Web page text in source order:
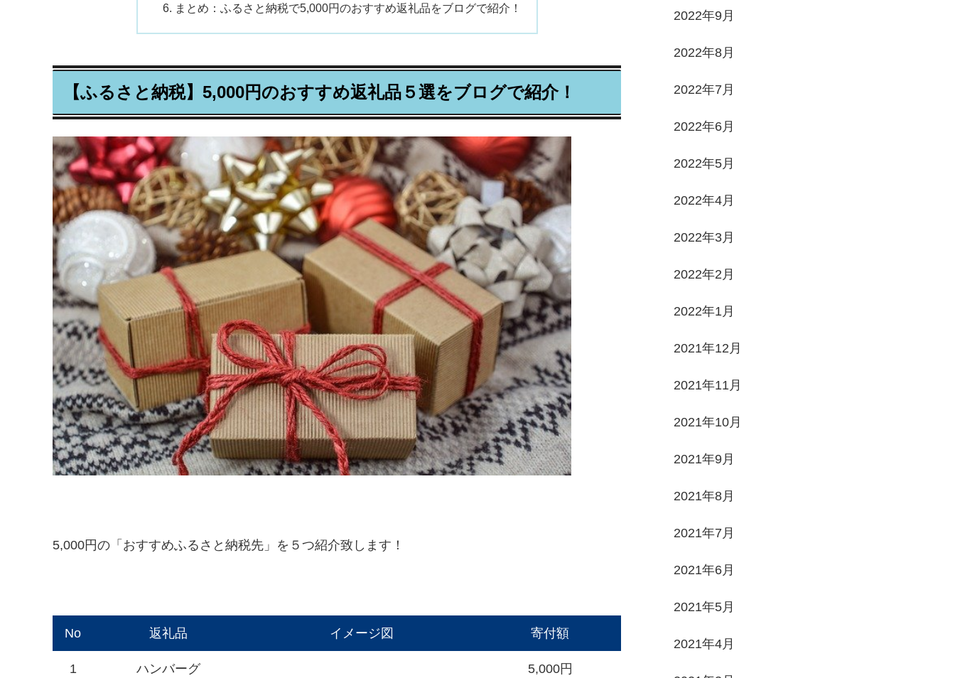
まとめ：ふるさと納税で5,000円のおすすめ返礼品をブログで紹介！
【ふるさと納税】5,000円のおすすめ返礼品５選をブログで紹介！
5,000円の「おすすめふるさと納税先」を５つ紹介致します！
No 返礼品 イメージ図 寄付額
1 ハンバーグ 5,000円
2022年9月
2022年8月
2022年7月
2022年6月
2022年5月
2022年4月
2022年3月
2022年2月
2022年1月
2021年12月
2021年11月
2021年10月
2021年9月
2021年8月
2021年7月
2021年6月
2021年5月
2021年4月